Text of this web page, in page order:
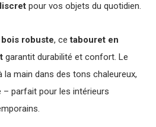
pour vos objets du quotidien.
robuste, cetabouret en
garantit durabilité et confort. Le
la main dans des tons chaleureux,
– parfait pour les intérieurs